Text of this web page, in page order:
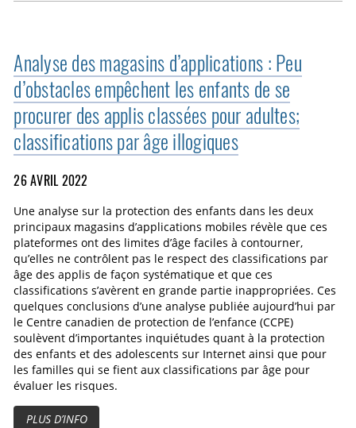
Analyse des magasins d’applications : Peu
d’obstacles empêchent les enfants de se
procurer des applis classées pour adultes;
classifications par âge illogiques
26 AVRIL 2022
Une analyse sur la protection des enfants dans les deux
principaux magasins d’applications mobiles révèle que ces
plateformes ont des limites d’âge faciles à contourner,
qu’elles ne contrôlent pas le respect des classifications par
âge des applis de façon systématique et que ces
classifications s’avèrent en grande partie inappropriées. Ces
quelques conclusions d’une analyse publiée aujourd’hui par
le Centre canadien de protection de l’enfance (CCPE)
soulèvent d’importantes inquiétudes quant à la protection
des enfants et des adolescents sur Internet ainsi que pour
les familles qui se fient aux classifications par âge pour
évaluer les risques.
PLUS D’INFO